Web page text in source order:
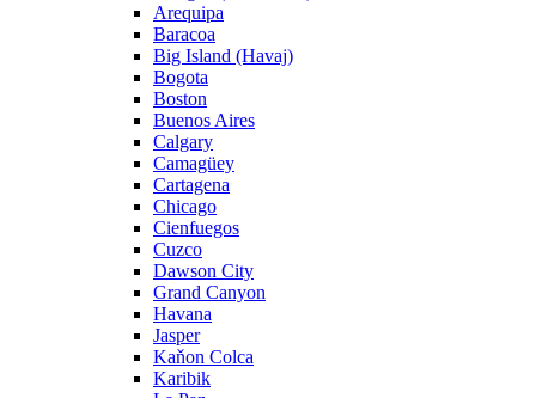
Arequipa
Baracoa
Big Island (Havaj)
Bogota
Boston
Buenos Aires
Calgary
Camagüey
Cartagena
Chicago
Cienfuegos
Cuzco
Dawson City
Grand Canyon
Havana
Jasper
Kaňon Colca
Karibik